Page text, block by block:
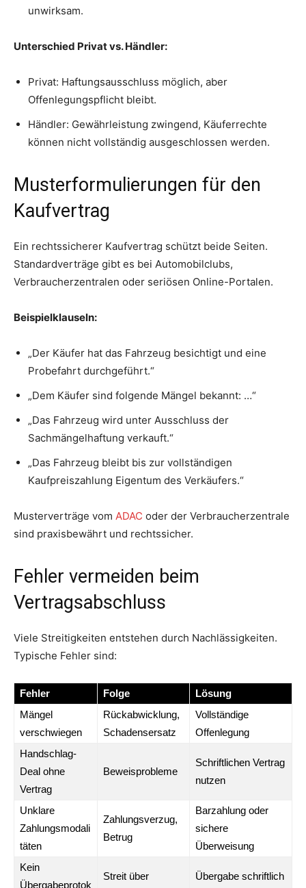
unwirksam.
Unterschied Privat vs. Händler:
Privat: Haftungsausschluss möglich, aber
Offenlegungspflicht bleibt.
Händler: Gewährleistung zwingend, Käuferrechte
können nicht vollständig ausgeschlossen werden.
Musterformulierungen für den
Kaufvertrag
Ein rechtssicherer Kaufvertrag schützt beide Seiten.
Standardverträge gibt es bei Automobilclubs,
Verbraucherzentralen oder seriösen Online-Portalen.
Beispielklauseln:
„Der Käufer hat das Fahrzeug besichtigt und eine
Probefahrt durchgeführt.“
„Dem Käufer sind folgende Mängel bekannt: …“
„Das Fahrzeug wird unter Ausschluss der
Sachmängelhaftung verkauft.“
„Das Fahrzeug bleibt bis zur vollständigen
Kaufpreiszahlung Eigentum des Verkäufers.“
Musterverträge vom ADAC oder der Verbraucherzentrale
sind praxisbewährt und rechtssicher.
Fehler vermeiden beim
Vertragsabschluss
Viele Streitigkeiten entstehen durch Nachlässigkeiten.
Typische Fehler sind:
Fehler Folge
Lösung
Mängel
verschwiegen
Rückabwicklung,
Schadensersatz
Vollständige
Offenlegung
Handschlag-
Deal ohne
Vertrag
Beweisprobleme
Schriftlichen Vertrag
nutzen
Unklare
Zahlungsmodali
täten
Zahlungsverzug,
Betrug
Barzahlung oder
sichere
Überweisung
Kein
Übergabeprotok
Streit über
Übergabe schriftlich